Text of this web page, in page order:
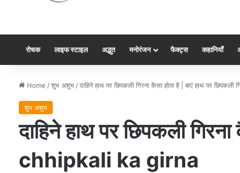
रोचक लाइफ स्टाइल अद्भुत मनोरंजन फैक्ट्स कहानियाँ
Home /शुभ अशुभ /दाहिने हाथ पर छिपकली गिरना कैसा होता है | बाएं हाथ पर
शुभ अशुभ
दाहिने हाथ पर छिपकली
chhipkali ka girna